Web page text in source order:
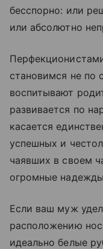
бесспорно: или
или абсолютно
становимся не по
воспитывают
развивается по
касается
успешных и
чаявших в своем
огромные
Если ваш муж
расположению
идеально белые